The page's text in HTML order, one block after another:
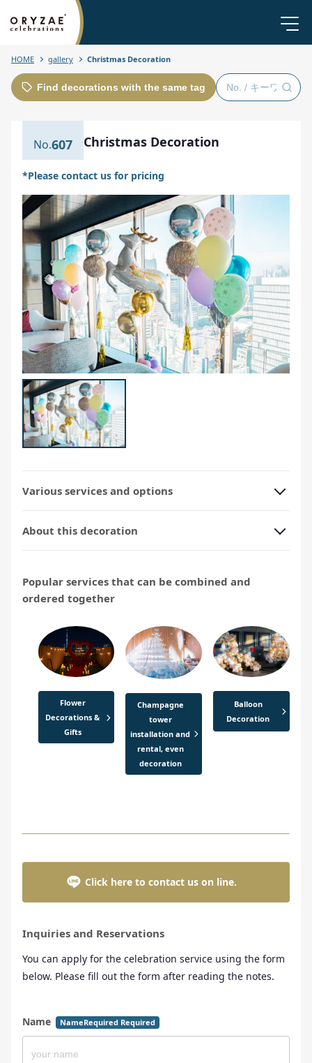
HOME gallery Christmas Decoration
Find decorations with the same tag
607 Christmas Decoration
*Please contact us for pricing
Various services and options
About this decoration
Popular services that can be combined and
ordered together
Flower
Decorations &
Gifts
Champagne
tower
installation and
rental, even
decoration
Balloon
Decoration
Click here to contact us on line.
Inquiries and Reservations
You can apply for the celebration service using the form
below. Please fill out the form after reading the notes.
Name NameRequired Required